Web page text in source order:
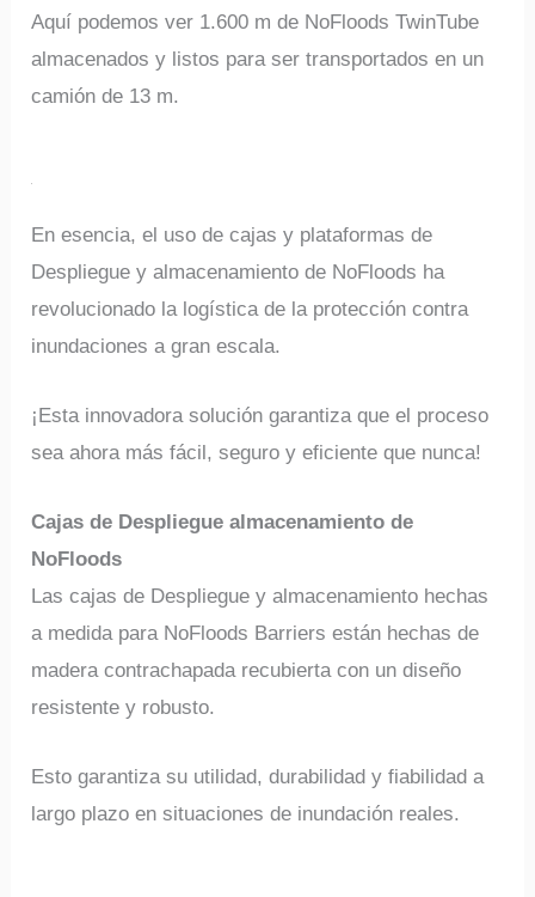
Aquí podemos ver 1.600 m de NoFloods TwinTube
almacenados y listos para ser transportados en un
camión de 13 m.
En esencia, el uso de cajas y plataformas de
Despliegue y almacenamiento de NoFloods ha
revolucionado la logística de la protección contra
inundaciones a gran escala.
¡Esta innovadora solución garantiza que el proceso
sea ahora más fácil, seguro y eficiente que nunca!
Cajas de Despliegue almacenamiento de
NoFloods
Las cajas de Despliegue y almacenamiento hechas
a medida para NoFloods Barriers están hechas de
madera contrachapada recubierta con un diseño
resistente y robusto.
Esto garantiza su utilidad, durabilidad y fiabilidad a
largo plazo en situaciones de inundación reales.